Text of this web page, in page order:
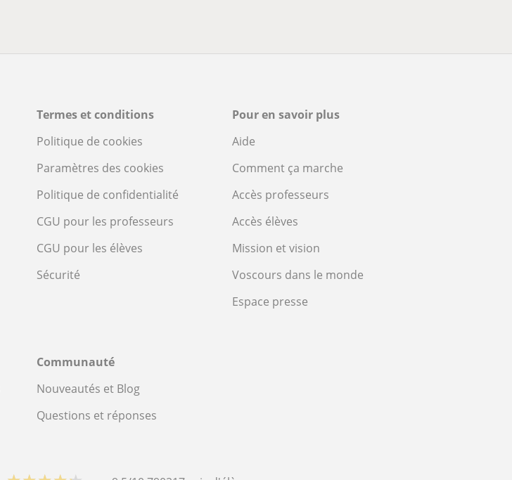
Termes et conditions
Politique de cookies
Paramètres des cookies
Politique de confidentialité
CGU pour les professeurs
CGU pour les élèves
Sécurité
Pour en savoir plus
Aide
Comment ça marche
Accès professeurs
Accès élèves
Mission et vision
Voscours dans le monde
Espace presse
Communauté
Nouveautés et Blog
Questions et réponses